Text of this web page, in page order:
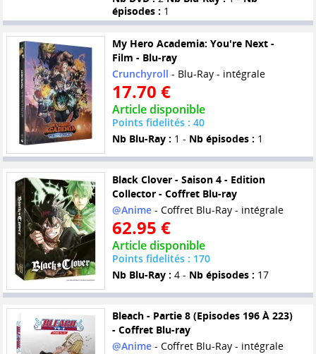
épisodes : 1
My Hero Academia: You're Next -
Film - Blu-ray
Crunchyroll - Blu-Ray - intégrale
17.70 €
Article disponible
Points fidelités : 40
Nb Blu-Ray : 1 - Nb épisodes : 1
Black Clover - Saison 4 - Edition
Collector - Coffret Blu-ray
@Anime- Coffret Blu-Ray - intégrale
62.95 €
Article disponible
Points fidelités : 170
Nb Blu-Ray : 4 - Nb épisodes : 17
Bleach - Partie 8 (Episodes 196 À 223)
- Coffret Blu-ray
@Anime- Coffret Blu-Ray - intégrale